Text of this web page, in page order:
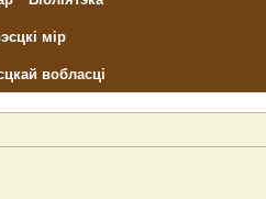
мір
вобласці